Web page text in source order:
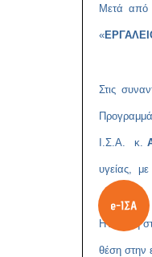
Μετά από
«
Στις
Ι.Σ.Α. κ.
υγείας, με
Η Δράση
θέση στην